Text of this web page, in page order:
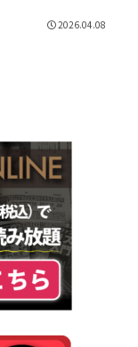
2026.04.08